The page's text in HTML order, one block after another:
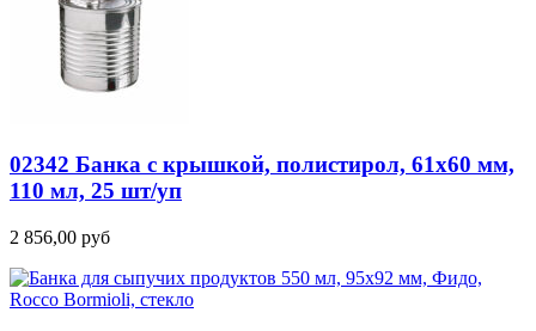
02342 Банка с крышкой, полистирол, 61х60 мм,
110 мл, 25 шт/уп
2 856,00 руб